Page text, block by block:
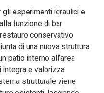
gli esperimenti idraulici e
funzione di bar
conservativo
di una nuova struttura
patio interno all’area
integra e valorizza
strutturale viene